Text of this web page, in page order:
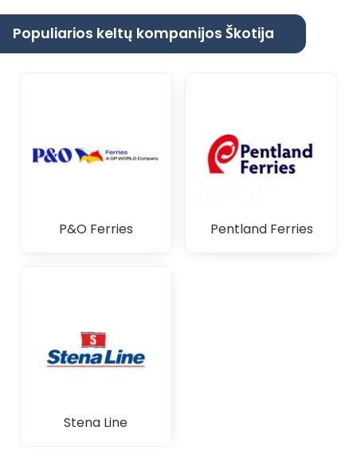
Populiarios keltų kompanijos Škotija
P&O Ferries Pentland Ferries
Stena Line